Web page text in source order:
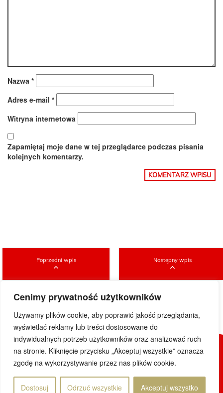
Cenimy prywatność użytkowników
Używamy plików cookie, aby poprawić jakość przeglądania,
wyświetlać reklamy lub treści dostosowane do
indywidualnych potrzeb użytkowników oraz analizować ruch
na stronie. Kliknięcie przycisku „Akceptuj wszystkie” oznacza
zgodę na wykorzystywanie przez nas plików cookie.
Dostosuj Odrzuć wszystkie Akceptuj wszystko
Nazwa *
Adres e-mail *
Witryna internetowa
Zapamiętaj moje dane w tej przeglądarce podczas pisania
kolejnych komentarzy.
Poprzedni wpis Następny wpis
© 2019 DoWietnamu.pl. Wszelkie prawa zastrzeżone.
Projekt i realizacja